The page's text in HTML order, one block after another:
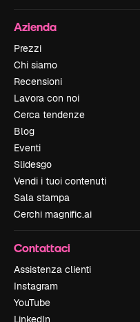
Azienda
Prezzi
Chi siamo
Recensioni
Lavora con noi
Cerca tendenze
Blog
Eventi
Slidesgo
Vendi i tuoi contenuti
Sala stampa
Cerchi magnific.ai
Contattaci
Assistenza clienti
Instagram
YouTube
LinkedIn